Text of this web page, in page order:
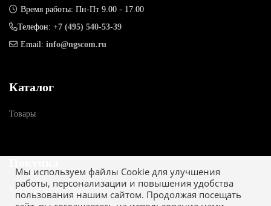
Мы используем файлы Cookie для улучшения
работы, персонализации и повышения удобства
пользования нашим сайтом. Продолжая посещать
Время работы: Пн-Пт 9.00 - 17.00
Телефон: +7 (495) 540-53-39
Email: info@ngscom.ru
Каталог
Товары
Как купить